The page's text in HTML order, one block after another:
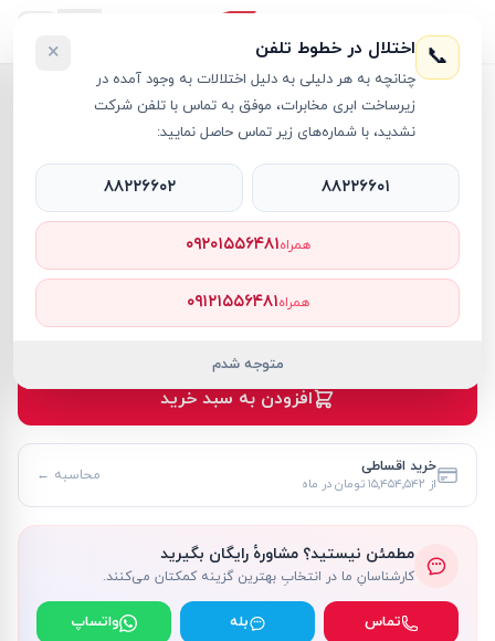
آل این وان اچ پی
۱۶۸٬۵۹۵٬۰۰۰ تومان موجود
افزودن به سبد خرید
خرید اقساطی
از ۱۵٬۴۵۴٬۵۴۲ تومان در ماه محاسبه ←
مطمئن نیستید؟ مشاورهٔ رایگان بگیرید
کارشناسانِ ما در انتخابِ بهترین گزینه کمکتان می‌کنند.
تماس بله واتساپ
📞 اختلال در خطوط تلفن
چنانچه به هر دلیلی به دلیل اختلالات به وجود آمده در
زیرساخت ابری مخابرات، موفق به تماس با تلفن شرکت
نشدید، با شماره‌های زیر تماس حاصل نمایید:
×
۸۸۲۲۶۶۰۱ ۸۸۲۲۶۶۰۲
همراه۰۹۲۰۱۵۵۶۴۸۱
همراه۰۹۱۲۱۵۵۶۴۸۱
متوجه شدم